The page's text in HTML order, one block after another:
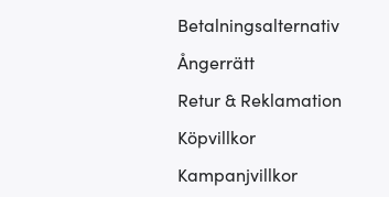
Betalningsalternativ
Ångerrätt
Retur & Reklamation
Köpvillkor
Kampanjvillkor